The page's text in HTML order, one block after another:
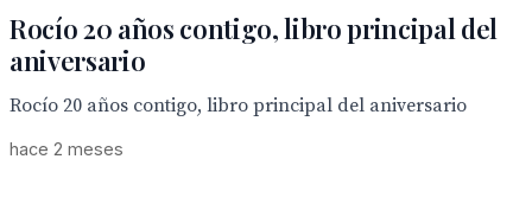
Rocío 20 años contigo, libro principal del
aniversario
Rocío 20 años contigo, libro principal del aniversario
hace 2 meses